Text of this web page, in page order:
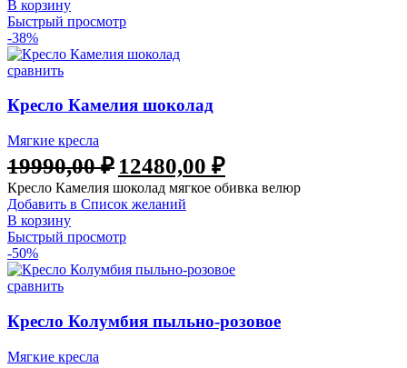
В корзину
Быстрый просмотр
-38%
сравнить
Кресло Камелия шоколад
Мягкие кресла
19990,00₽ 12480,00 ₽
Кресло Камелия шоколад мягкое обивка велюр
Добавить в Список желаний
В корзину
Быстрый просмотр
-50%
сравнить
Кресло Колумбия пыльно-розовое
Мягкие кресла